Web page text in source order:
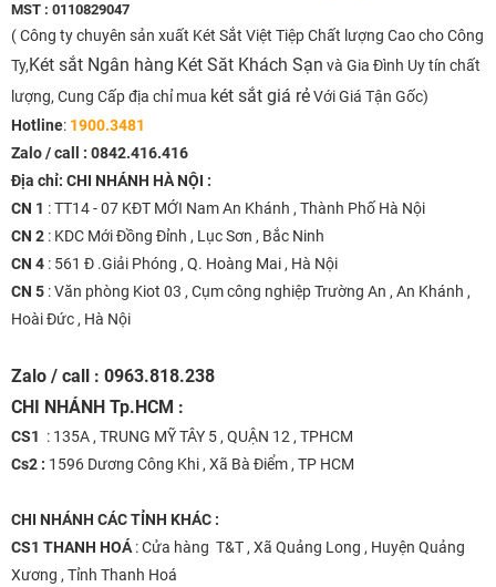
MST : 0110829047
( Công ty chuyên sản xuất Két Sắt Việt Tiệp Chất lượng Cao cho Công
Ty,Két sắt Ngân hàng Két Săt Khách Sạn và Gia Đình Uy tín chất
lượng, Cung Cấp địa chỉ mua két sắt giá rẻVới Giá Tận Gốc)
Hotline: 1900.3481
Zalo / call : 0842.416.416
Địa chỉ: CHI NHÁNH HÀ NỘI :
CN 1 : TT14 - 07 KĐT MỚI Nam An Khánh , Thành Phố Hà Nội
CN 2 : KDC Mới Đồng Đỉnh , Lục Sơn , Bắc Ninh
CN 4 : 561 Đ .Giải Phóng , Q. Hoàng Mai , Hà Nội
CN 5 : Văn phòng Kiot 03 , Cụm công nghiệp Trường An , An Khánh ,
Hoài Đức , Hà Nội
Zalo / call : 0963.818.238
CHI NHÁNH Tp.HCM :
CS1 : 135A , TRUNG MỸ TÂY 5 , QUẬN 12 , TPHCM
Cs2 : 1596 Dương Công Khi , Xã Bà Điểm , TP HCM
CHI NHÁNH CÁC TỈNH KHÁC :
CS1 THANH HOÁ : Cửa hàng T&T , Xã Quảng Long , Huyện Quảng
Xương , Tỉnh Thanh Hoá